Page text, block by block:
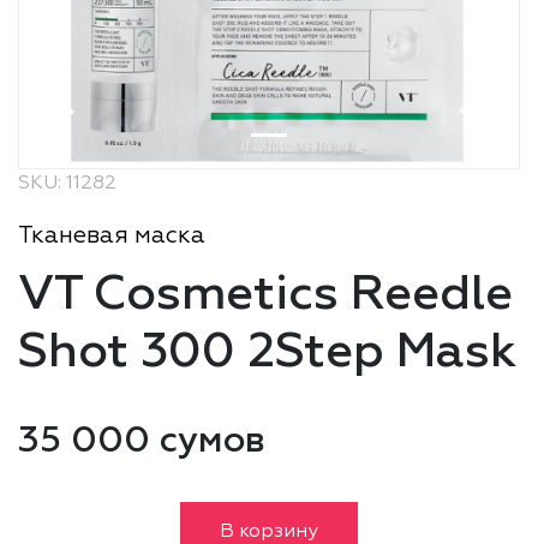
SKU: 11282
Тканевая маска
VT Cosmetics Reedle
Shot 300 2Step Mask
35 000 сумов
В корзину